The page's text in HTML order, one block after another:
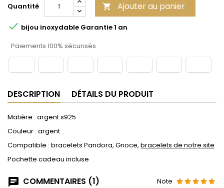
Quantité
 Ajouter au panier
 bijou inoxydable Garantie 1 an
Paiements 100% sécurisés
DESCRIPTION DÉTAILS DU PRODUIT
Matière : argent s925
Couleur : argent
Compatible : bracelets Pandora, Gnoce, bracelets de notre site
Pochette cadeau incluse
COMMENTAIRES (1) Note